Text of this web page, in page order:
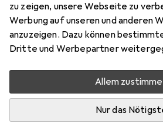
zu zeigen, unsere Webseite zu
Werbung auf unseren und anderen
anzuzeigen. Dazu können
Dritte und Werbepartner
Allem
Nur das
1
Bewertungen
Zwischen Di, 11.8. und Mi, 12.8.
Mehr als 10 Stück an Lager beim
Lieferort angeben für genaue